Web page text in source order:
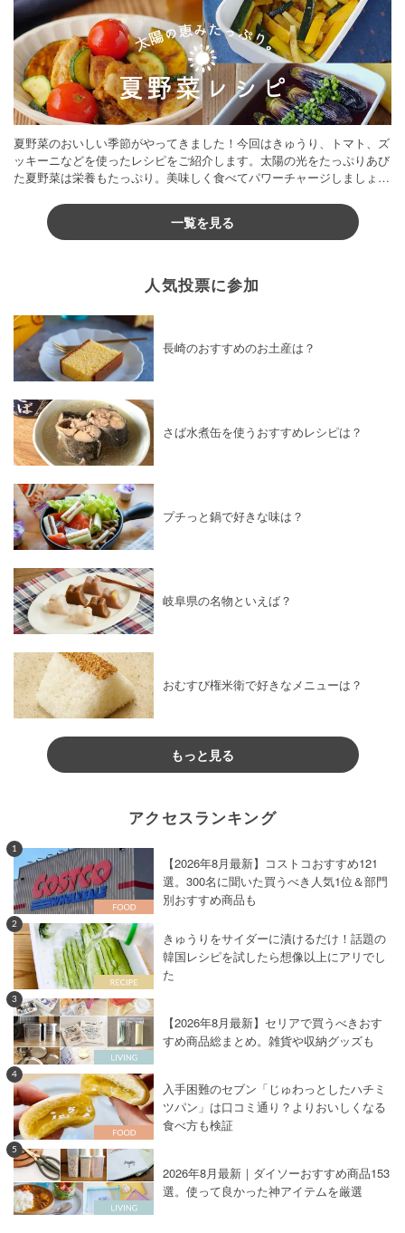
夏野菜のおいしい季節がやってきました！今回はきゅうり、トマト、ズ
ッキーニなどを使ったレシピをご紹介します。太陽の光をたっぷりあび
た夏野菜は栄養もたっぷり。美味しく食べてパワーチャージしましょう
一覧を見る
人気投票に参加
長崎のおすすめのお土産は？
さば水煮缶を使うおすすめレシピは？
プチっと鍋で好きな味は？
岐阜県の名物といえば？
おむすび権米衛で好きなメニューは？
もっと見る
アクセスランキング
1
【2026年8月最新】コストコおすすめ121
選。300名に聞いた買うべき人気1位＆部門
別おすすめ商品も
2
きゅうりをサイダーに漬けるだけ！話題の
韓国レシピを試したら想像以上にアリでし
た
3
【2026年8月最新】セリアで買うべきおす
すめ商品総まとめ。雑貨や収納グッズも
4
入手困難のセブン「じゅわっとしたハチミ
ツパン」は口コミ通り？よりおいしくなる
食べ方も検証
5
2026年8月最新｜ダイソーおすすめ商品153
選。使って良かった神アイテムを厳選